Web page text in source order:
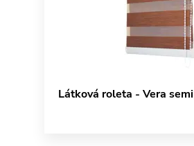
Látková roleta - Vera semi